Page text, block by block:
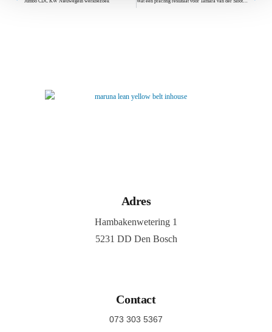
Adres
Hambakenwetering 1
5231 DD Den Bosch
Contact
073 303 5367